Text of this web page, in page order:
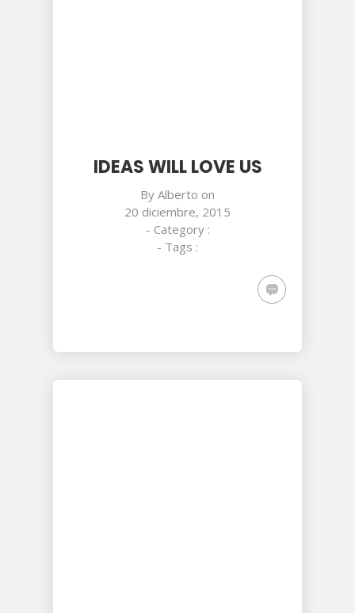
IDEAS WILL LOVE US
By Alberto on
20 diciembre, 2015
- Category :
- Tags :